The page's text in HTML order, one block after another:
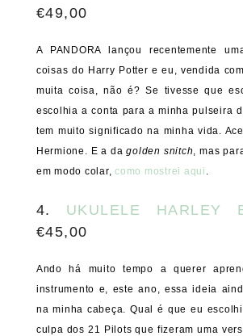
€49,00
A PANDORA lançou recentemente
coisas do Harry Potter e eu, vendida
muita coisa, não é? Se tivesse que
escolhia a conta para a minha pulseira
tem muito significado na minha vida.
Hermione. E a dagolden snitch, mas
em modo colar,como mostrei aqui .
4. UKULELE HARLEY
€45,00
Ando há muito tempo a querer
instrumento e, este ano, essa ideia
na minha cabeça. Qual é que eu
culpa dos 21 Pilots que fizeram uma